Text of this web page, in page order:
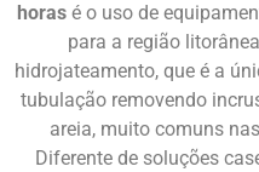
horas é o uso de
para a região
hidrojateamento, que é a
tubulação removendo
areia, muito comuns
Diferente de soluções